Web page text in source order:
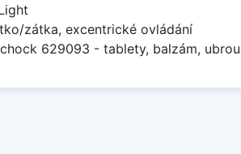
zátka, excentrické ovládání
629093 - tablety, balzám,